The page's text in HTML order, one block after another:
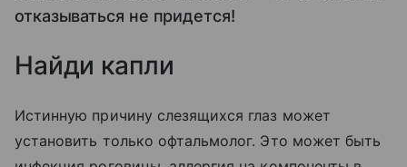
отказываться не придется!
Найди капли
Истинную причину слезящихся глаз может
установить только офтальмолог. Это может быть